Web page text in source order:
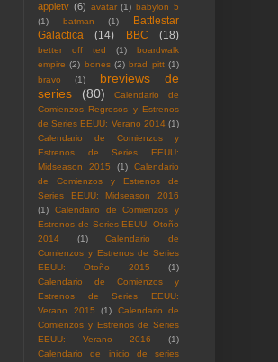
appletv (6) avatar (1) babylon 5
(1)
batman (1)
Battlestar
Galactica
(14) BBC (18)
better off ted (1)
boardwalk
empire (2) bones (2) brad pitt (1)
bravo
(1)
breviews de
series
(80)
Calendario de
Comienzos Regresos y Estrenos
de Series EEUU: Verano 2014 (1)
Calendario de Comienzos y
Estrenos de Series EEUU:
Midseason 2015
(1)
Calendario
de Comienzos y Estrenos de
Series EEUU: Midseason 2016
(1)
Calendario de Comienzos y
Estrenos de Series EEUU: Otoño
2014
(1)
Calendario de
Comienzos y Estrenos de Series
EEUU: Otoño 2015
(1)
Calendario de Comienzos y
Estrenos de Series EEUU:
Verano 2015
(1)
Calendario de
Comienzos y Estrenos de Series
EEUU: Verano 2016
(1)
Calendario de inicio de series